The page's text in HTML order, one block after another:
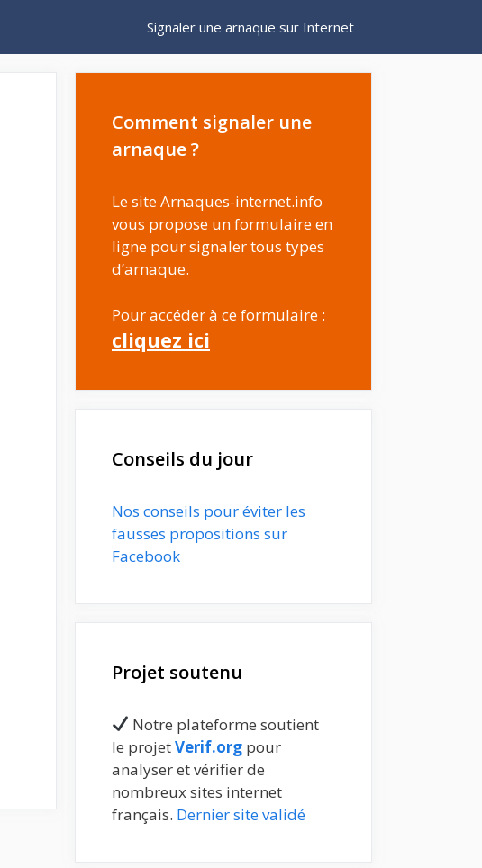
Signaler une arnaque sur Internet
Comment signaler une
arnaque ?
Le site Arnaques-internet.info
vous propose un formulaire en
ligne pour signaler tous types
d’arnaque.
Pour accéder à ce formulaire :
cliquez ici
Conseils du jour
Nos conseils pour éviter les
fausses propositions sur
Facebook
Projet soutenu
Notre plateforme soutient
le projetVerif.org pour
analyser et vérifier de
nombreux sites internet
français. Dernier site validé